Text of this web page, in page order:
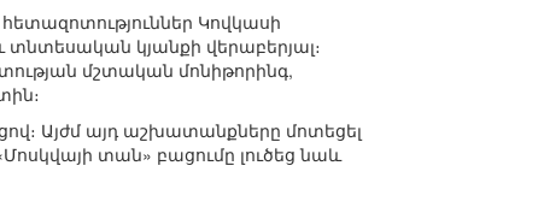
Կովկասի
կյանքի վերաբերյալ։
մշտական մոնիթորինգ,
Այժմ այդ աշխատանքները մոտեցել
տան» բացումը լուծեց նաև